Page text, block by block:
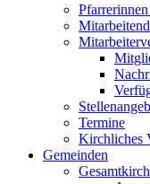
Termine
Kirchliches
Gemeinden